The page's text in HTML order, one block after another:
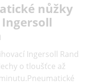
nůžky
Ingersoll Rand
o tloušťce až